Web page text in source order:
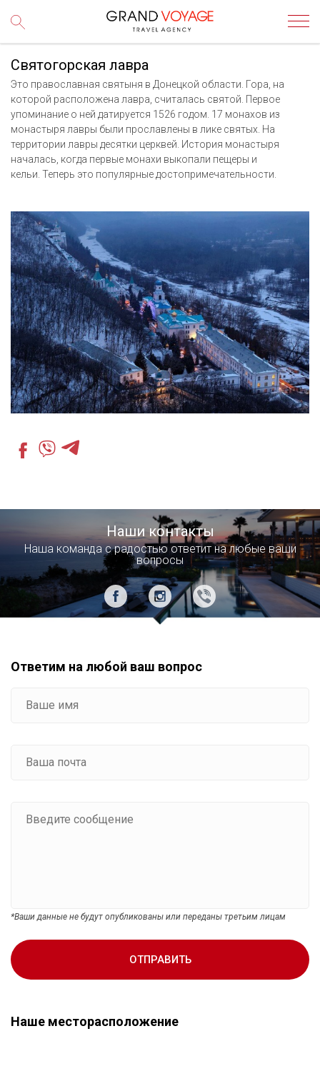
Святогорская лавра
Это православная святыня в Донецкой области. Гора, на
которой расположена лавра, считалась святой. Первое
упоминание о ней датируется 1526 годом. 17 монахов из
монастыря лавры были прославлены в лике святых. На
территории лавры десятки церквей. История монастыря
началась, когда первые монахи выкопали пещеры и
кельи. Теперь это популярные достопримечательности.
Наши контакты
Наша команда с радостью ответит на любые ваши
вопросы
Ответим на любой ваш вопрос
*Ваши данные не будут опубликованы или переданы третьим лицам
ОТПРАВИТЬ
Наше месторасположение